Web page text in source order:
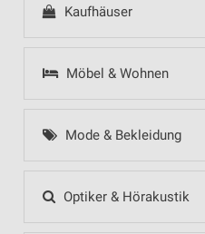
Kaufhäuser
Möbel & Wohnen
Mode & Bekleidung
Optiker & Hörakustik